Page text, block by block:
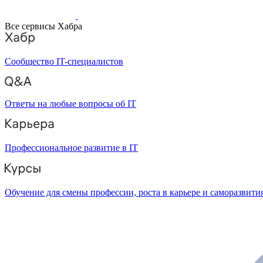
Все сервисы Хабра
Сообщество IT-специалистов
Ответы на любые вопросы об IT
Профессиональное развитие в IT
Обучение для смены профессии, роста в карьере и